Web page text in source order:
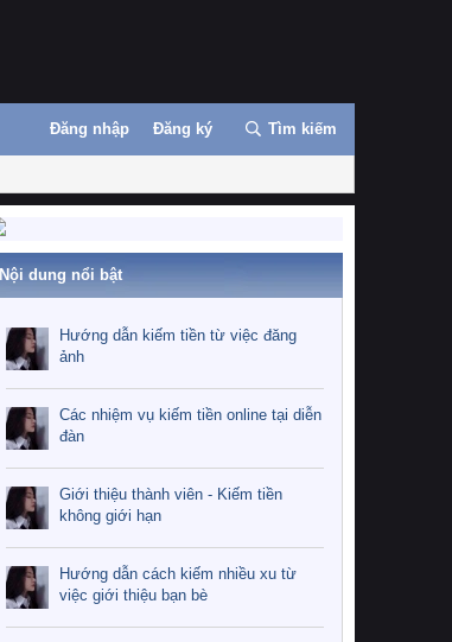
Đăng nhập Đăng ký Tìm kiếm
Nội dung nổi bật
Hướng dẫn kiếm tiền từ việc đăng
ảnh
Các nhiệm vụ kiếm tiền online tại diễn
đàn
Giới thiệu thành viên - Kiếm tiền
không giới hạn
Hướng dẫn cách kiếm nhiều xu từ
việc giới thiệu bạn bè